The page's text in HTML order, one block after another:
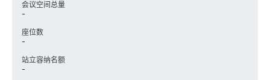
会议空间总量
-
座位数
-
站立容纳名额
-